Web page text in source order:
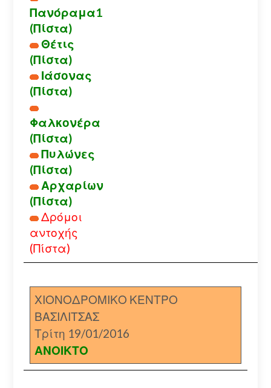
Πανόραμα1
(Πίστα)
Θέτις
(Πίστα)
Ιάσονας
(Πίστα)
Φαλκονέρα
(Πίστα)
Πυλώνες
(Πίστα)
Αρχαρίων
(Πίστα)
Δρόμοι
αντοχής
(Πίστα)
ΧΙΟΝΟΔΡΟΜΙΚΟ ΚΕΝΤΡΟ
ΒΑΣΙΛΙΤΣΑΣ
Τρίτη 19/01/2016
ΑΝΟΙΚΤΟ